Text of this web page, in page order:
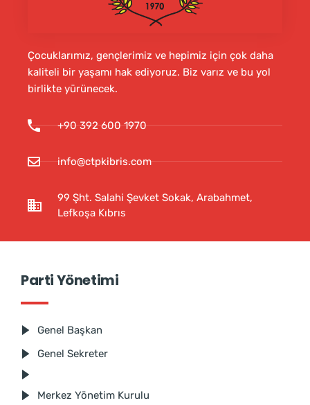
Çocuklarımız, gençlerimiz ve hepimiz için çok daha
kaliteli bir yaşamı hak ediyoruz. Biz varız ve bu yol
birlikte yürünecek.
+90 392 600 1970
info@ctpkibris.com
99 Şht. Salahi Şevket Sokak, Arabahmet,
Lefkoşa Kıbrıs
Parti Yönetimi
Genel Başkan
Genel Sekreter
Merkez Yönetim Kurulu